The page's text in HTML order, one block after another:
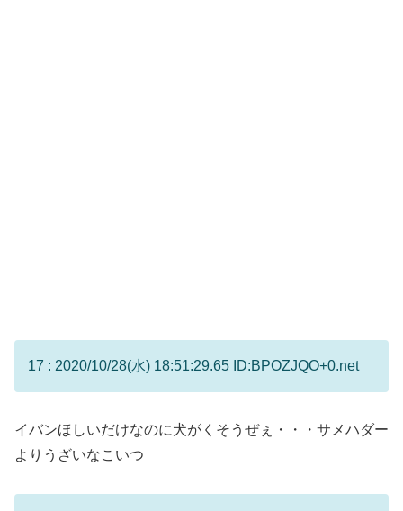
17 : 2020/10/28(水) 18:51:29.65 ID:BPOZJQO+0.net
イバンほしいだけなのに犬がくそうぜぇ・・・サメハダー
よりうざいなこいつ